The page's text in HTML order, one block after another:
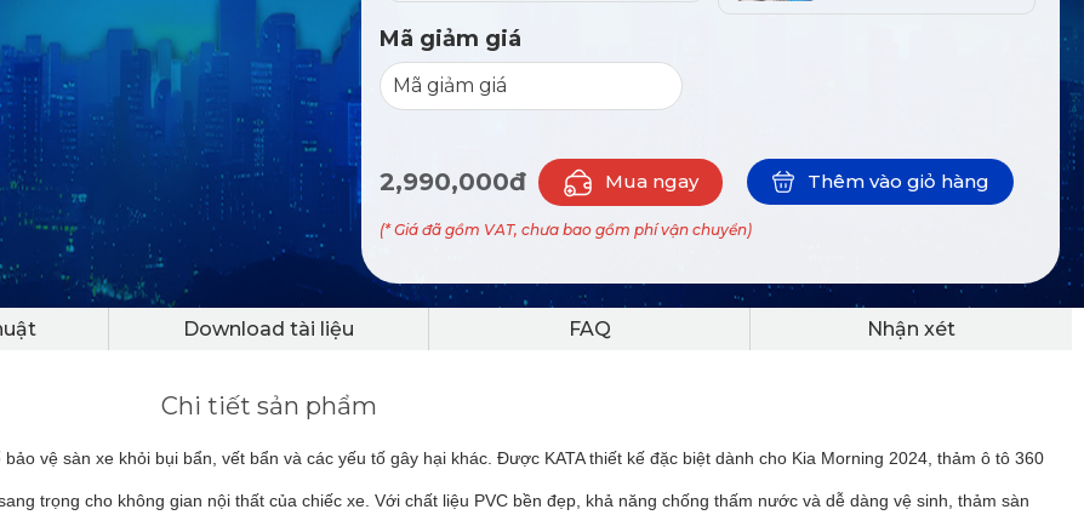
Mã giảm giá
2,990,000đ Mua ngay Thêm vào giỏ hàng
(* Giá đã gồm VAT, chưa bao gồm phí vận chuyển)
Download tài liệu FAQ Nhận xét
Chi tiết sản phẩm
vệ sàn xe khỏi bụi bẩn, vết bẩn và các yếu tố gây hại khác. Được KATA thiết kế đặc biệt dành cho Kia Morning 2024, thảm ô tô 360
trọng cho không gian nội thất của chiếc xe. Với chất liệu PVC bền đẹp, khả năng chống thấm nước và dễ dàng vệ sinh, thảm sàn